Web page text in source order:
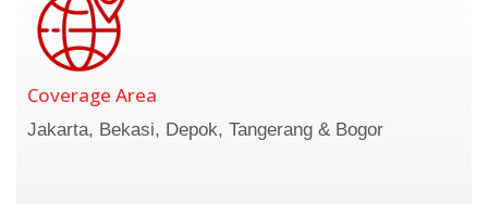
Coverage Area
Jakarta, Bekasi, Depok, Tangerang & Bogor